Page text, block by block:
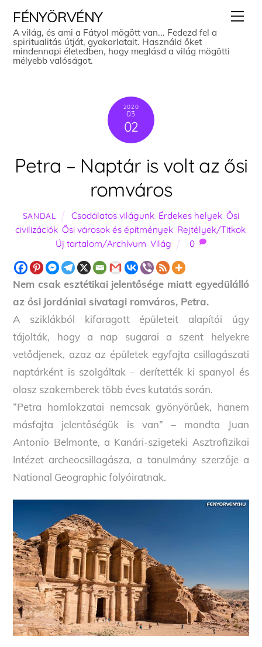
content
FÉNYÖRVÉNY
A világ, és ami a Fátyol mögött van... Fedezd fel a
spiritualitás útját, gyakorlatait. Használd őket
mindennapi életedben, hogy meglásd a világ mögötti
mélyebb valóságot.
2020
03
02
Petra – Naptár is volt az ősi
romváros
SANDAL Csodálatos világunk Érdekes helyek ,Ősi
civilizációk, Ősi városok és építmények, Rejtélyek/Titkok,
Új tartalom/Archívum ,Világ 0
Nem csak esztétikai jelentősége miatt egyedülálló
az ősi jordániai sivatagi romváros, Petra.
A sziklákból kifaragott épületeit alapítói úgy
tájolták, hogy a nap sugarai a szent helyekre
vetődjenek, azaz az épületek egyfajta csillagászati
naptárként is szolgáltak – derítették ki spanyol és
olasz szakemberek több éves kutatás során.
“Petra homlokzatai nemcsak gyönyörűek, hanem
másfajta jelentőségük is van” – mondta Juan
Antonio Belmonte, a Kanári-szigeteki Asztrofizikai
Intézet archeocsillagásza, a tanulmány szerzője a
National Geographic folyóiratnak.